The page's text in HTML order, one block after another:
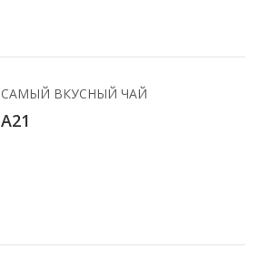
САМЫЙ ВКУСНЫЙ ЧАЙ
A21